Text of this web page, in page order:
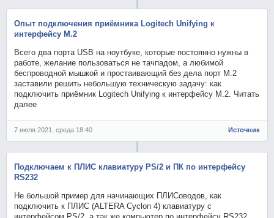
Опыт подключения приёмника Logitech Unifying к
интерфейсу M.2
Всего два порта USB на ноутбуке, которые постоянно нужны в
работе, желание пользоваться не тачпадом, а любимой
беспроводной мышкой и простаивающий без дела порт M.2
заставили решить небольшую техническую задачу: как
подключить приёмник Logitech Unifying к интерфейсу M.2. Читать
далее
7 июля 2021, среда 18:40 Источник
Подключаем к ПЛИС клавиатуру PS/2 и ПК по интерфейсу
RS232
Не большой пример для начинающих ПЛИСоводов, как
подключить к ПЛИС (ALTERA Cyclon 4) клавиатуру с